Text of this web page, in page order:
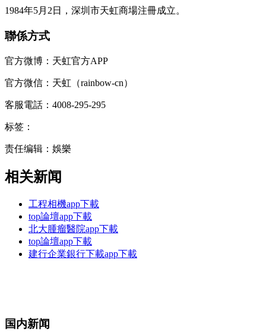
1984年5月2日，深圳市天虹商場注冊成立。
聯係方式
官方微博：天虹官方APP
官方微信：天虹（rainbow-cn）
客服電話：4008-295-295
标签：
责任编辑：娛樂
相关新闻
工程相機app下載
top論壇app下載
北大腫瘤醫院app下載
top論壇app下載
建行企業銀行下載app下載
国内新闻